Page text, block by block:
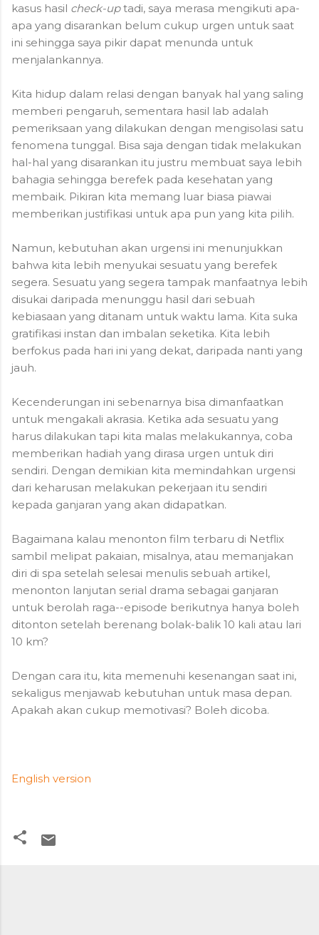
kasus hasil check-uptadi, saya merasa mengikuti apa-
apa yang disarankan belum cukup urgen untuk saat
ini sehingga saya pikir dapat menunda untuk
menjalankannya.
Kita hidup dalam relasi dengan banyak hal yang saling
memberi pengaruh, sementara hasil lab adalah
pemeriksaan yang dilakukan dengan mengisolasi satu
fenomena tunggal. Bisa saja dengan tidak melakukan
hal-hal yang disarankan itu justru membuat saya lebih
bahagia sehingga berefek pada kesehatan yang
membaik. Pikiran kita memang luar biasa piawai
memberikan justifikasi untuk apa pun yang kita pilih.
Namun, kebutuhan akan urgensi ini menunjukkan
bahwa kita lebih menyukai sesuatu yang berefek
segera. Sesuatu yang segera tampak manfaatnya lebih
disukai daripada menunggu hasil dari sebuah
kebiasaan yang ditanam untuk waktu lama. Kita suka
gratifikasi instan dan imbalan seketika. Kita lebih
berfokus pada hari ini yang dekat, daripada nanti yang
jauh.
Kecenderungan ini sebenarnya bisa dimanfaatkan
untuk mengakali akrasia. Ketika ada sesuatu yang
harus dilakukan tapi kita malas melakukannya, coba
memberikan hadiah yang dirasa urgen untuk diri
sendiri. Dengan demikian kita memindahkan urgensi
dari keharusan melakukan pekerjaan itu sendiri
kepada ganjaran yang akan didapatkan.
Bagaimana kalau menonton film terbaru di Netflix
sambil melipat pakaian, misalnya, atau memanjakan
diri di spa setelah selesai menulis sebuah artikel,
menonton lanjutan serial drama sebagai ganjaran
untuk berolah raga--episode berikutnya hanya boleh
ditonton setelah berenang bolak-balik 10 kali atau lari
10 km?
Dengan cara itu, kita memenuhi kesenangan saat ini,
sekaligus menjawab kebutuhan untuk masa depan.
Apakah akan cukup memotivasi? Boleh dicoba.
English version